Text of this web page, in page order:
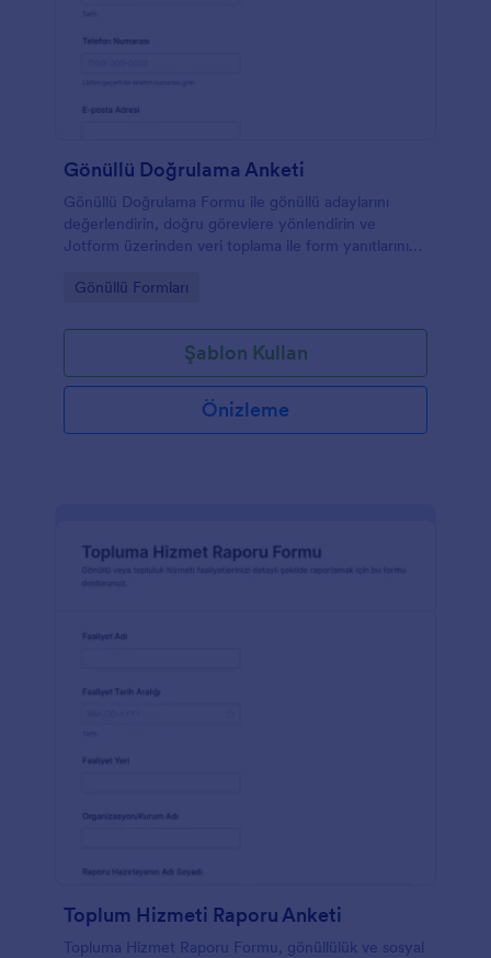
Gönüllü Doğrulama Anketi
Gönüllü Doğrulama Formu ile gönüllü adaylarını
değerlendirin, doğru görevlere yönlendirin ve
Jotform üzerinden veri toplama ile form yanıtlarını
Go to Category:
Gönüllü Formları
Şablon Kullan
Önizleme
Toplum Hizmeti Raporu Anketi
Topluma Hizmet Raporu Formu, gönüllülük ve sosyal